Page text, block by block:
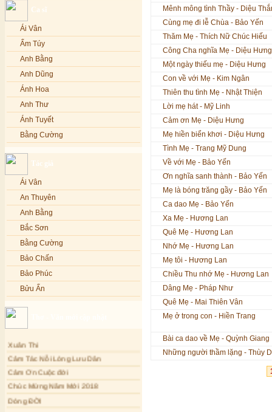
Nếu xa Phật - Diệu Hưng
Tình Lam - Kim Khánh & Hoàng
Vĩnh
Xin cho con niềm tin - Kim Linh
Quán Âm Mẹ hiền - Kim Linh
Nhạc niệm Nam Mô A Di Đà Phật -
Kim Linh
Mẹ Từ Bi - Kim Linh
12 Lời nguyện của Bồ tát Quán Thế
Âm - Kim Linh
Lạy Phật Dược Sư - Kim Linh
Diệu Pháp Liên Hoa - Kim Linh
Ca sĩ
Ái Vân
Ẩm Túy
Anh Bằng
Anh Dũng
Ánh Hoa
Anh Thư
Ánh Tuyết
Bằng Cường
Bảo Yến
Bảo Yến và Khắc Dũng
Bé Minh Tú
Bé Phương Anh
Bé Xuân Mai
Bích Hồng
Bích Phượng
Bích Thảo
Bích Tuyền
Cẩm Vân
Cao Duy
Cao Minh
Châu Khánh Hà
Tác giả
Ái Vân
An Thuyên
Anh Bằng
Bắc Sơn
Bằng Cường
Bảo Chấn
Bảo Phúc
Bửu Ấn
Chúc Hiếu
Chúc Linh
Chung Quân
Chương Đức
Cảm Tác Nỗi Lòng Lưu Dân
Cảm Ơn Cuộc đời
Chúc Mừng Năm Mới 2018
Dòng ĐỜI
Chỉ còn nơi đây sương gió suốt
Còn đâu nữa, câu hát ru êm
Chợt thèm hơi ấm lòng mẹ
Còn đâu nữa, giữa cuộc đời
Biết tìm nơi nào, một bóng dáng
Còn đâu nữa bao tháng năm êm
Chợt thèm hơi ấm tình mẹ thuở
Chợt thèm hai tiếng… mẹ ơi…
Mênh mông tình Thầy - Diệu
Cùng mẹ đi lễ Chùa - Bảo Yến
Thăm Mẹ - Thích Nữ Chúc Hiếu
Công Cha nghĩa Mẹ - Diệu Hưng
Một ngày thiếu mẹ - Diệu Hưng
Con về với Mẹ - Kim Ngân
Thiên thu tình Mẹ - Nhật Thiện
Lời mẹ hát - Mỹ Linh
Cảm ơn Mẹ - Diệu Hưng
Mẹ hiền biển khơi - Diệu Hưng
Tình Mẹ - Trang Mỹ Dung
Về với Mẹ - Bảo Yến
Ơn nghĩa sanh thành - Bảo Yến
Mẹ là bóng trăng gầy - Bảo Yến
Ca dao Mẹ - Bảo Yến
Xa Mẹ - Hương Lan
Quê Mẹ - Hương Lan
Nhớ Mẹ - Hương Lan
Mẹ tôi - Hương Lan
Chiều Thu nhớ Mẹ - Hương Lan
Dâng Mẹ - Pháp Như
Quê Mẹ - Mai Thiên Vân
Mẹ ở trong con - Hiền Trang
Bài ca dao về Mẹ - Quỳnh Giang
Những người thầm lặng - Thùy